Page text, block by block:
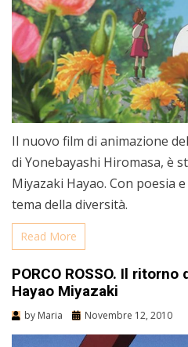
Il nuovo film di animazione
di Yonebayashi Hiromasa, è
Miyazaki Hayao. Con poesia
tema della diversità.
Read More
PORCO ROSSO. Il
Hayao Miyazaki
by Maria Novembre 12, 2010